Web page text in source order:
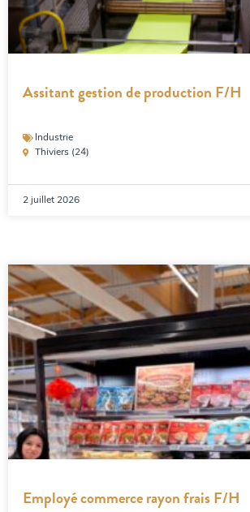
Assitant gestion de production F/H
Industrie
Thiviers (24)
2 juillet 2026
Employé commerce rayon frais F/H